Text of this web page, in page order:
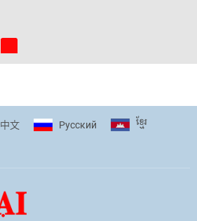
[Video] Trẻ em Đông Á cùng kiến tạo
中文 Pусский ខ្មែរ